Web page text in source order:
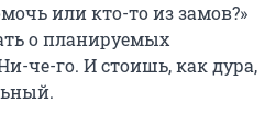
или кто-то из замов?»
о планируемых
че-го. И стоишь, как дура,